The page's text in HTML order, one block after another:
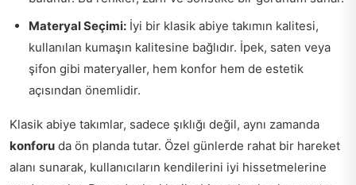
Materyal Seçimi: İyi bir klasik abiye takımın kalitesi,
kullanılan kumaşın kalitesine bağlıdır. İpek, saten veya
şifon gibi materyaller, hem konfor hem de estetik
açısından önemlidir.
Klasik abiye takımlar, sadece şıklığı değil, aynı zamanda
konforu da ön planda tutar. Özel günlerde rahat bir hareket
alanı sunarak, kullanıcıların kendilerini iyi hissetmelerine